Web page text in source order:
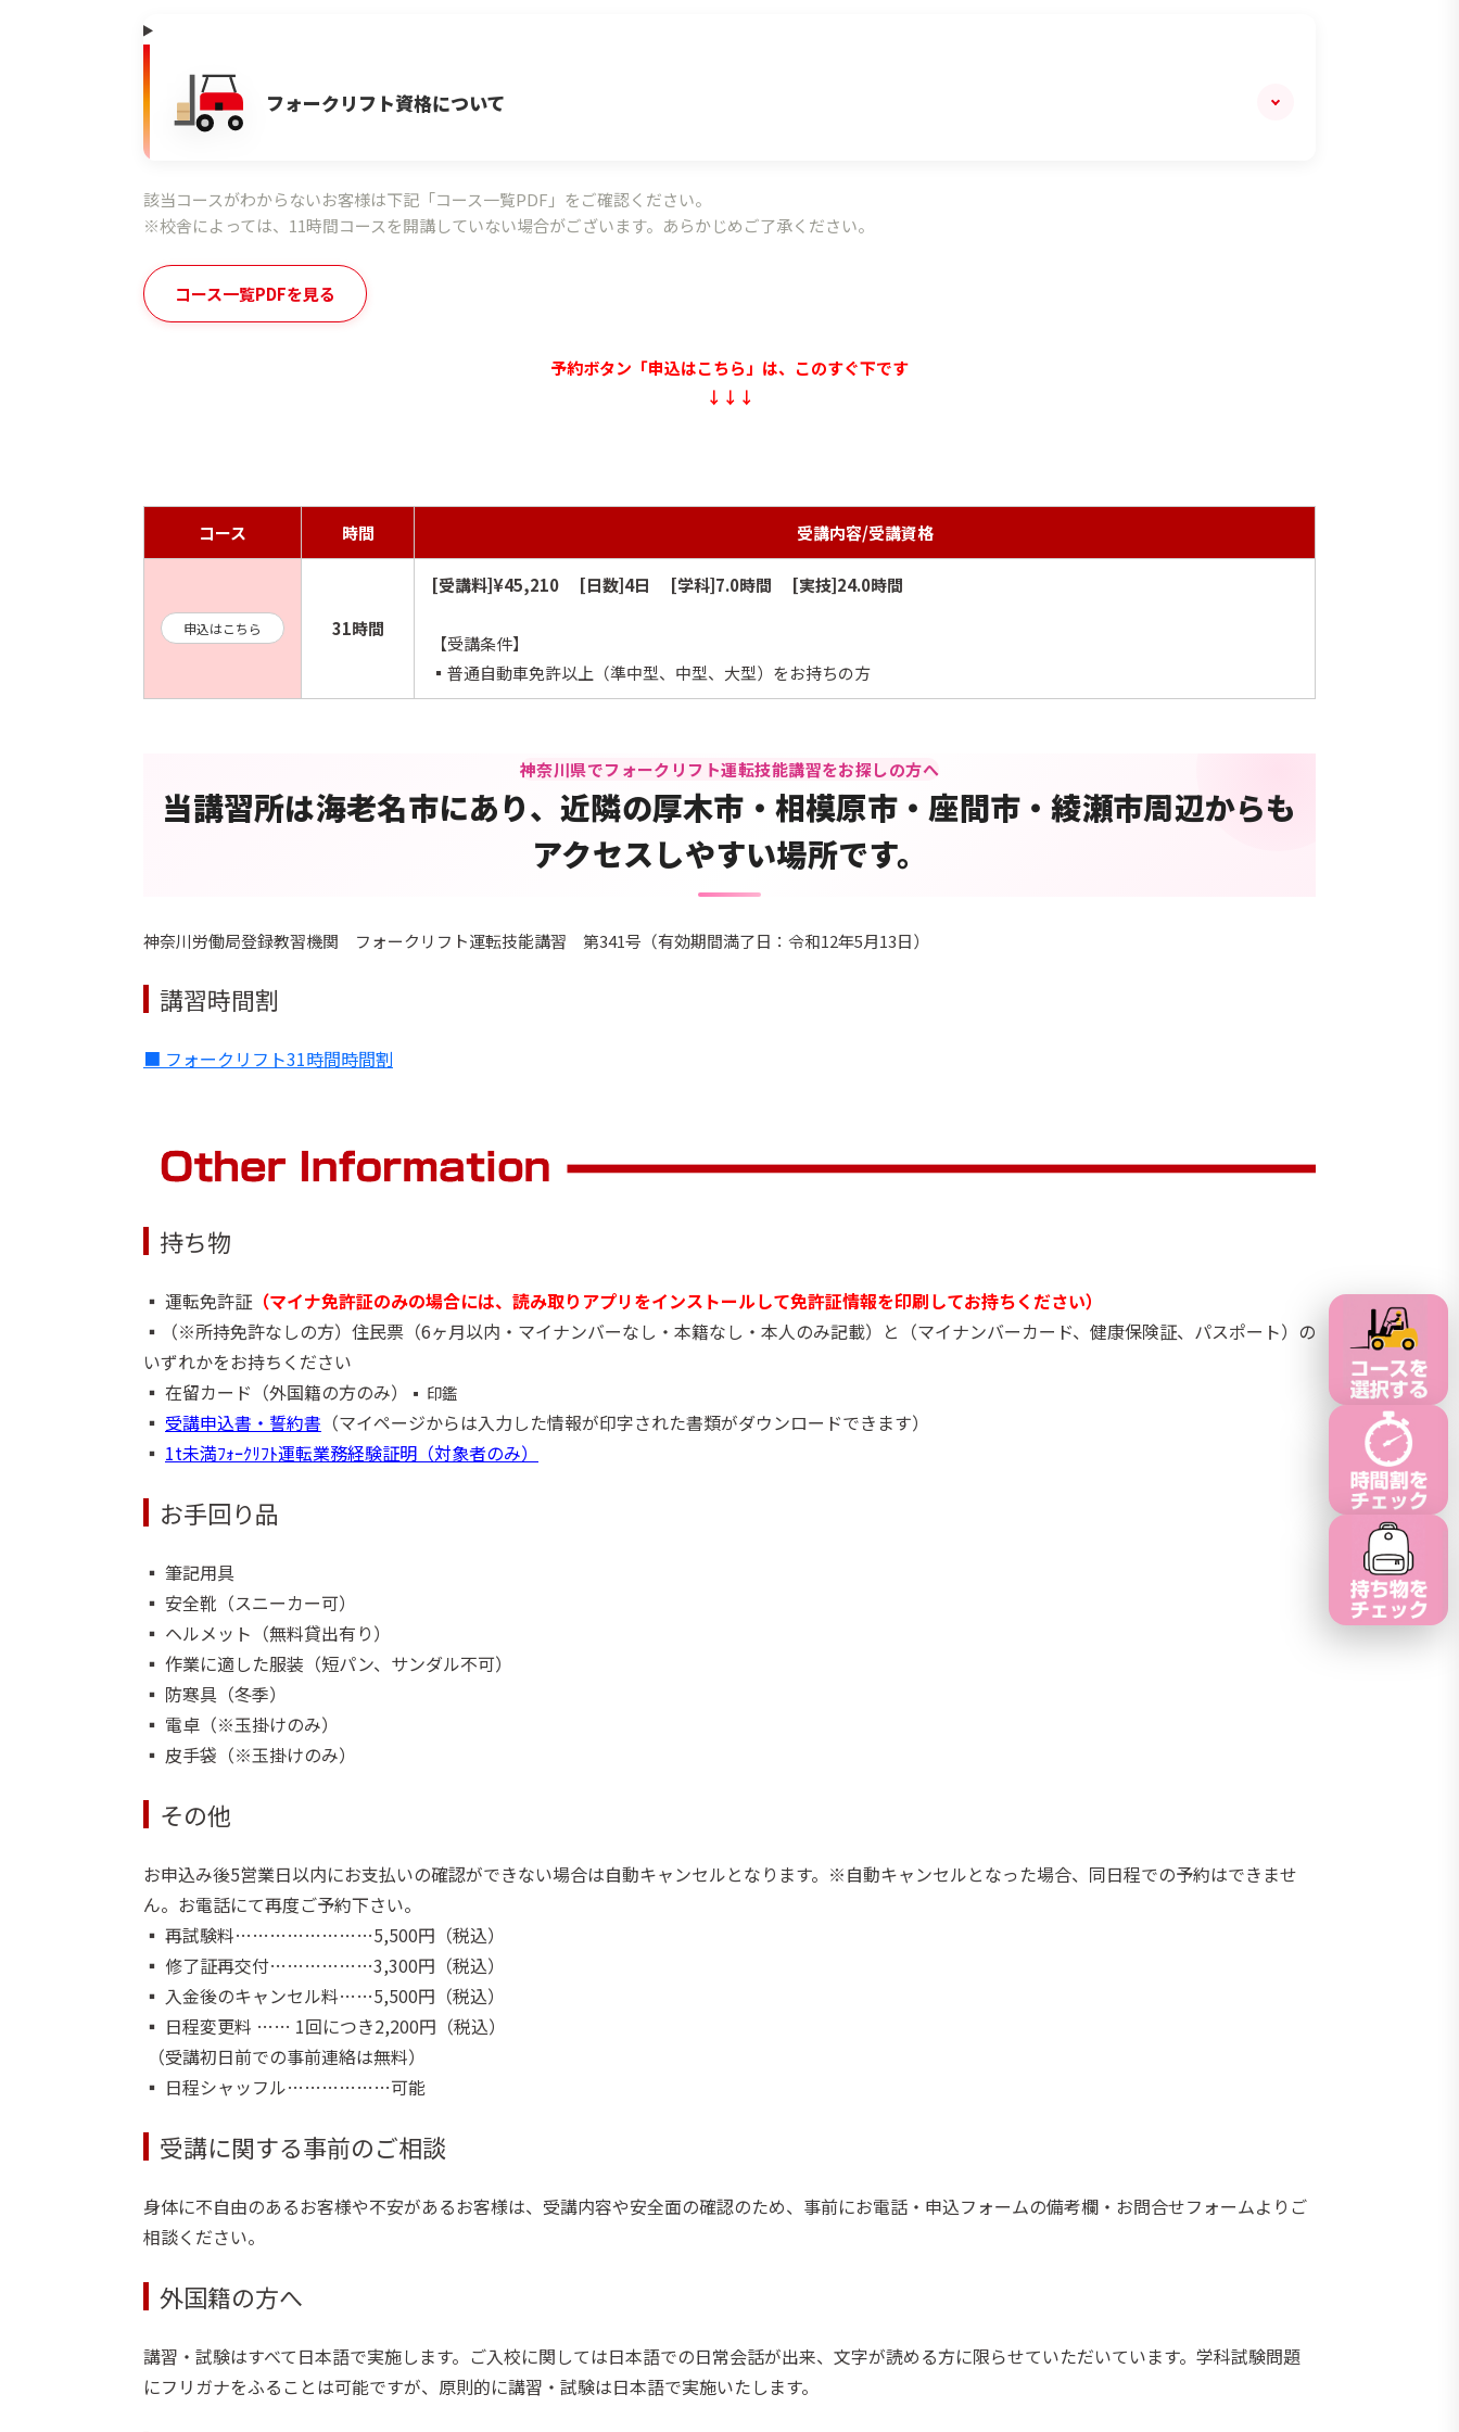
フォークリフト資格について
該当コースがわからないお客様は下記「コース一覧PDF」をご確認ください。
※校舎によっては、11時間コースを開講していない場合がございます。あらかじめご了承ください。
コース一覧PDFを見る
予約ボタン「申込はこちら」は、このすぐ下です
↓↓↓
コース 時間 受講内容/受講資格
申込はこちら 31時間
[受講料]¥45,210 [日数]4日 [学科]7.0時間 [実技]24.0時間
【受講条件】
▪️普通自動車免許以上（準中型、中型、大型）をお持ちの方
神奈川県でフォークリフト運転技能講習をお探しの方へ
当講習所は海老名市にあり、近隣の厚木市・相模原市・座間市・綾瀬市周辺からも
アクセスしやすい場所です。
神奈川労働局登録教習機関 フォークリフト運転技能講習 第341号（有効期間満了日：令和12年5月13日）
講習時間割
■ フォークリフト31時間時間割
持ち物
▪️ 運転免許証 （マイナ免許証のみの場合には、読み取りアプリをインストールして免許証情報を印刷してお持ちください）
▪️（※所持免許なしの方）住民票（6ヶ月以内・マイナンバーなし・本籍なし・本人のみ記載）と（マイナンバーカード、健康保険証、パスポート）の
いずれかをお持ちください
▪️ 在留カード（外国籍の方のみ）
▪️ 印鑑
▪️ 受講申込書・誓約書 （マイページからは入力した情報が印字された書類がダウンロードできます）
▪️ 1t未満ﾌｫｰｸﾘﾌﾄ運転業務経験証明（対象者のみ）
お手回り品
▪️ 筆記用具
▪️ 安全靴（スニーカー可）
▪️ ヘルメット（無料貸出有り）
▪️ 作業に適した服装（短パン、サンダル不可）
▪️ 防寒具（冬季）
▪️ 電卓（※玉掛けのみ）
▪️ 皮手袋（※玉掛けのみ）
その他
お申込み後5営業日以内にお支払いの確認ができない場合は自動キャンセルとなります。※自動キャンセルとなった場合、同日程での予約はできませ
ん。お電話にて再度ご予約下さい。
▪️ 再試験料……………………5,500円（税込）
▪️ 修了証再交付………………3,300円（税込）
▪️ 入金後のキャンセル料……5,500円（税込）
▪️ 日程変更料 …… 1回につき2,200円（税込）
（受講初日前での事前連絡は無料）
▪️ 日程シャッフル………………可能
受講に関する事前のご相談
身体に不自由のあるお客様や不安があるお客様は、受講内容や安全面の確認のため、事前にお電話・申込フォームの備考欄・お問合せフォームよりご
相談ください。
外国籍の方へ
講習・試験はすべて日本語で実施します。ご入校に関しては日本語での日常会話が出来、文字が読める方に限らせていただいています。学科試験問題
にフリガナをふることは可能ですが、原則的に講習・試験は日本語で実施いたします。